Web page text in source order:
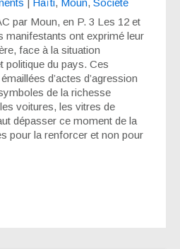
par Moun, en P. 3 Les 12 et
manifestants ont exprimé leur
face à la situation
politique du pays. Ces
d’actes d’agression
de la richesse
voitures, les vitres de
dépasser ce moment de la
pour la renforcer et non pour